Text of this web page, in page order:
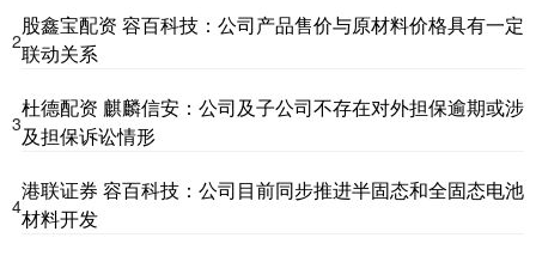
2
股鑫宝配资 容百科技：公司产品售价与原材料价格具有一定
联动关系
3
杜德配资 麒麟信安：公司及子公司不存在对外担保逾期或涉
及担保诉讼情形
4
港联证券 容百科技：公司目前同步推进半固态和全固态电池
材料开发